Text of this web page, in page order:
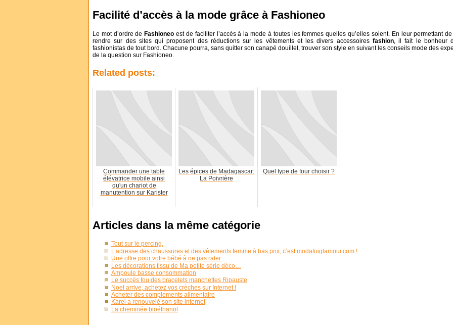
Facilité d’accès à la mode grâce à Fashioneo
Le mot d’ordre de Fashioneo est de faciliter l’accès à la mode à toutes les femmes quelles qu’elles soient. En leur permettant de
rendre sur des sites qui proposent des réductions sur les vêtements et les divers accessoires fashion, il fait le bonheur
fashionistas de tout bord. Chacune pourra, sans quitter son canapé douillet, trouver son style en suivant les conseils mode des
de la question sur Fashioneo.
Related posts:
Commander une table
élévatrice mobile ainsi
qu'un chariot de
manutention sur Karister
Les épices de Madagascar:
La Poivrière
Quel type de four choisir ?
Articles dans la même catégorie
Tout sur le percing.
L’adresse des chaussures et des vêtements femme à bas prix, c’est modatoiglamour.com !
Une offre pour votre bébé à ne pas rater
Les décorations tissu de Ma petite série déco…
Ampoule basse consommation
Le succès fou des bracelets manchettes Ripauste
Noel arrive, achetez vos crèches sur Internet !
Acheter des compléments alimentaire
Karel a renouvelé son site internet
La cheminée bioéthanol